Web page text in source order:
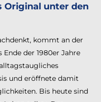
Original unter den
kommt an der
der 1980er Jahre
und eröffnete damit
Bis heute sind